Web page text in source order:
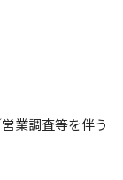
業調査等を伴う